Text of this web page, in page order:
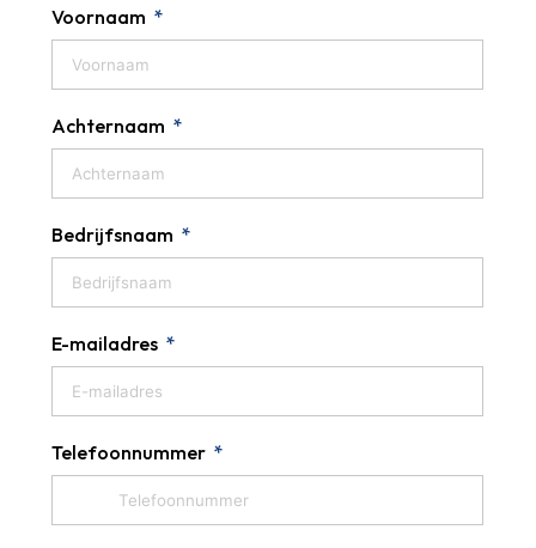
Voornaam
Achternaam
Bedrijfsnaam
E-mailadres
Telefoonnummer